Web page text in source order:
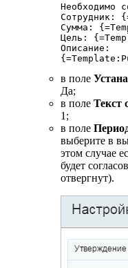
Необходимо
Сотрудник:
Сумма:
Цель:
Описание:
в поле
Да;
в поле Текст
1;
в поле
выберите в
этом случае
будет
отвергнут).